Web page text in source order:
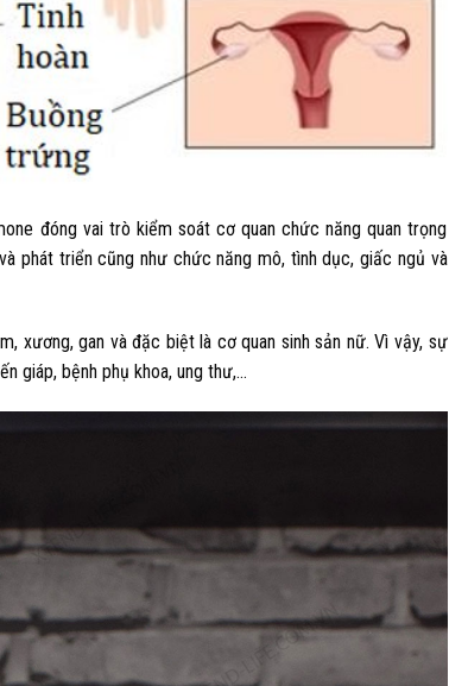
đóng vai trò kiểm soát cơ quan chức năng quan trọng
phát triển cũng như chức năng mô, tình dục, giấc ngủ và
xương, gan và đặc biệt là cơ quan sinh sản nữ. Vì vậy, sự
giáp, bệnh phụ khoa, ung thư,…